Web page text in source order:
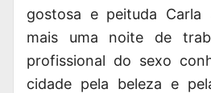
gostosa e peituda Carla
mais uma noite de
profissional do sexo
cidade pela beleza e